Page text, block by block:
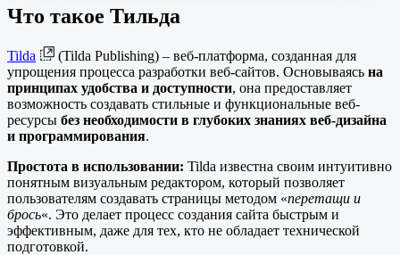
Что такое Тильда
Tilda
(Tilda Publishing) – веб-платформа, созданная для
упрощения процесса разработки веб-сайтов. Основываясь на
принципах удобства и доступности, она предоставляет
возможность создавать стильные и функциональные веб-
ресурсы без необходимости в глубоких знаниях веб-дизайна
и программирования.
Простота в использовании: Tilda известна своим интуитивно
понятным визуальным редактором, который позволяет
пользователям создавать страницы методом «перетащи и
брось«. Это делает процесс создания сайта быстрым и
эффективным, даже для тех, кто не обладает технической
подготовкой.